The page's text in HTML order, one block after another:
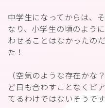
中学生になってからは、
なり、小学生の頃のよう
わせることはなかったの
た！
（空気のような存在かな
ど目も合わすことなくピ
てるわけではないそうで